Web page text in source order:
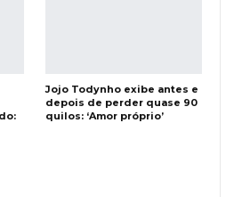
Jojo Todynho exibe antes e
depois de perder quase 90
quilos: ‘Amor próprio’